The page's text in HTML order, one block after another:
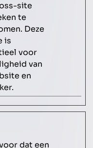
site
te
Deze
is
voor
van
en
dat een